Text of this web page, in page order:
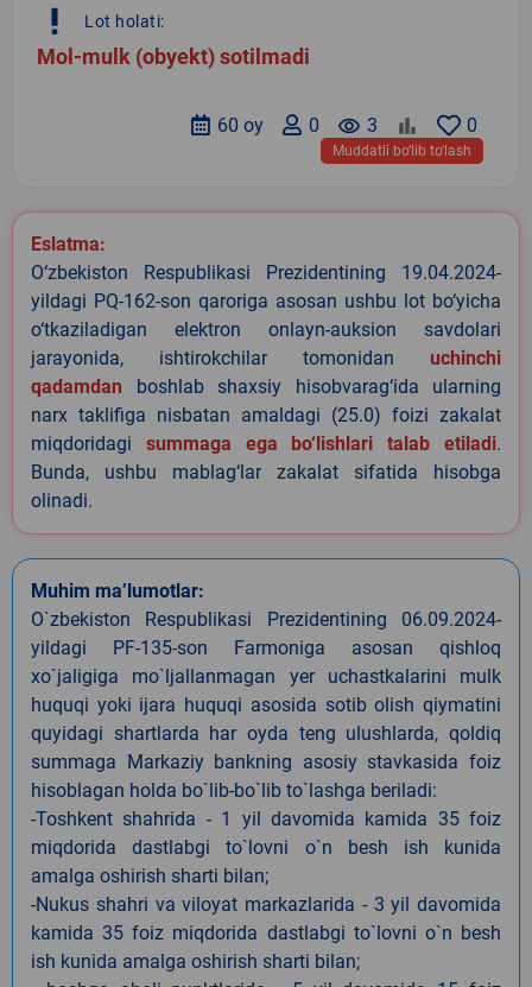
priority_high Lot holati:
Mol-mulk (obyekt) sotilmadi
0
remove_red_eye 3
0
60 oy
Muddatli bo‘lib to‘lash
Eslatma:
O‘zbekiston Respublikasi Prezidentining 19.04.2024-
yildagi PQ-162-son qaroriga asosan ushbu lot bo‘yicha
o‘tkaziladigan elektron onlayn-auksion savdolari
jarayonida, ishtirokchilar tomonidan uchinchi
qadamdan boshlab shaxsiy hisobvarag‘ida ularning
narx taklifiga nisbatan amaldagi (25.0) foizi zakalat
miqdoridagi summaga ega bo‘lishlari talab etiladi.
Bunda, ushbu mablag‘lar zakalat sifatida hisobga
olinadi.
Muhim ma’lumotlar:
O`zbekiston Respublikasi Prezidentining 06.09.2024-
yildagi PF-135-son Farmoniga asosan qishloq
xo`jaligiga mo`ljallanmagan yer uchastkalarini mulk
huquqi yoki ijara huquqi asosida sotib olish qiymatini
quyidagi shartlarda har oyda teng ulushlarda, qoldiq
summaga Markaziy bankning asosiy stavkasida foiz
hisoblagan holda bo`lib-bo`lib to`lashga beriladi:
-Toshkent shahrida - 1 yil davomida kamida 35 foiz
miqdorida dastlabgi to`lovni o`n besh ish kunida
amalga oshirish sharti bilan;
-Nukus shahri va viloyat markazlarida - 3 yil davomida
kamida 35 foiz miqdorida dastlabgi to`lovni o`n besh
ish kunida amalga oshirish sharti bilan;